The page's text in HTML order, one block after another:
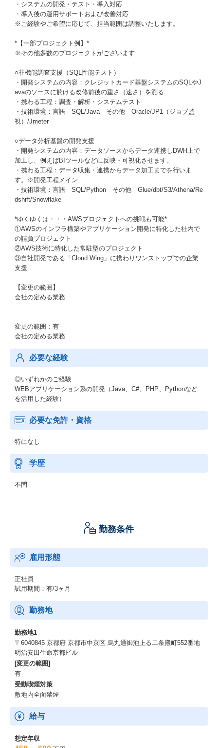
・システムの開発・テスト・導入対応
・導入後の運用サポートおよび改善対応
※ご経験やご希望に応じて、担当範囲は調整いたします。
*【一部プロジェクト例】*
※その他多数のプロジェクトがございます
○非機能調査支援（SQL性能テスト）
・開発システムの内容：クレジットカード基盤システムのSQLやJ
avaのソースに於ける改修前後の重さ（速さ）を測る
・携わる工程：調査・解析・システムテスト
・技術環境：言語 SQL/Java その他 Oracle/JP1（ジョブ監
視）/Jmeter
○データ分析基盤の開発支援
・開発システムの内容：データソースからデータ連携しDWH上で
加工し、例えばBIツールなどに反映・可視化させます。
・携わる工程：データ収集・連携からデータ加工までを行いま
す。※開発工程メイン
・技術環境：言語 SQL/Python その他 Glue/dbt/S3/Athena/Re
dshift/Snowflake
*ゆくゆくは・・・AWSプロジェクトへの挑戦も可能*
①AWSのインフラ構築やアプリケーション開発に特化した社内で
の請負プロジェクト
②AWS技術に特化した常駐型のプロジェクト
③自社開発である「Cloud Wing」に携わりワンストップでの企業
支援
【変更の範囲】
会社の定める業務
変更の範囲：有
会社の定める業務
必要な経験
◎いずれかのご経験
WEBアプリケーション系の開発（Java、C#、PHP、Pythonなど
を活用した経験）
必要な免許・資格
特になし
学歴
不問
勤務条件
雇用形態
正社員
試用期間：有/3ヶ月
勤務地
勤務地1
〒6040845 京都府 京都市中京区 烏丸通御池上る二条殿町552番地
明治安田生命京都ビル
[変更の範囲]
有
受動喫煙対策
敷地内全面禁煙
給与
想定年収